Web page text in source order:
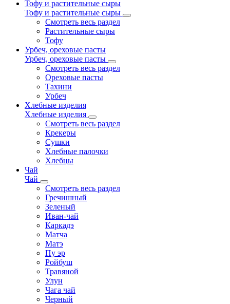
Тофу и растительные сыры
Тофу и растительные сыры
Смотреть весь раздел
Растительные сыры
Тофу
Урбеч, ореховые пасты
Урбеч, ореховые пасты
Смотреть весь раздел
Ореховые пасты
Тахини
Урбеч
Хлебные изделия
Хлебные изделия
Смотреть весь раздел
Крекеры
Сушки
Хлебные палочки
Хлебцы
Чай
Чай
Смотреть весь раздел
Гречишный
Зеленый
Иван-чай
Каркадэ
Матча
Матэ
Пу эр
Ройбуш
Травяной
Улун
Чага чай
Черный